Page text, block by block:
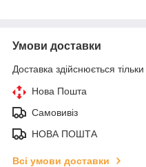
Умови доставки
Доставка здійснюється
Нова Пошта
Самовивіз
НОВА ПОШТА
Всі умови доставки